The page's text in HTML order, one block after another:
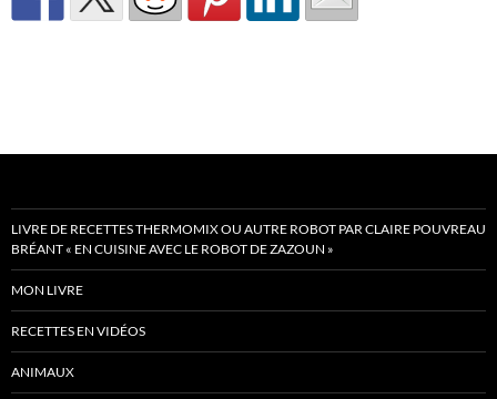
LIVRE DE RECETTES THERMOMIX OU AUTRE ROBOT PAR CLAIRE POUVREAU
BRÉANT « EN CUISINE AVEC LE ROBOT DE ZAZOUN »
MON LIVRE
RECETTES EN VIDÉOS
ANIMAUX